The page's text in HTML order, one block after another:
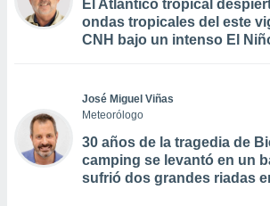
El Atlántico tropical
ondas tropicales del este
CNH bajo un intenso El
José Miguel Viñas
Meteorólogo
30 años de la tragedia de
camping se levantó en un
sufrió dos grandes riadas